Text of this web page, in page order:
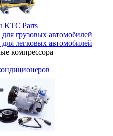
KTC Parts
грузовых автомобилей
легковых автомобилей
компрессора